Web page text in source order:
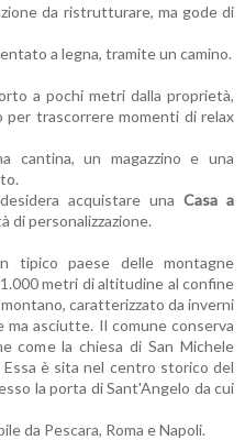
da ristrutturare, ma gode di
a legna, tramite un camino.
a pochi metri dalla proprietà,
per trascorrere momenti di relax
cantina, un magazzino e una
acquistare unaCasa a
di personalizzazione.
tipico paese delle montagne
metri di altitudine al confine
caratterizzato da inverni
asciutte. Il comune conserva
come la chiesa di San Michele
è sita nel centro storico del
la porta di Sant'Angelo da cui
da Pescara, Roma e Napoli.